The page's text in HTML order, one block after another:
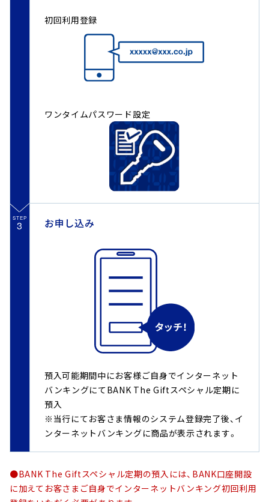
初回利用登録
ワンタイムパスワード設定
STEP
3 お申し込み
預入可能期間中にお客様ご自身でインターネット
バンキングにてBANK The Giftスペシャル定期に
預入
※当行にてお客さま情報のシステム登録完了後、イ
ンターネットバンキングに商品が表示されます。
●BANK The Giftスペシャル定期の預入には、BANK口座開設
に加えてお客さまご自身でインターネットバンキング初回利用